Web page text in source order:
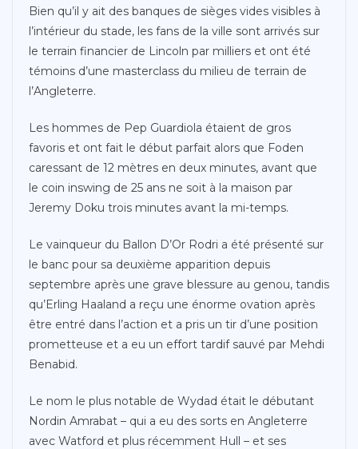
Bien qu’il y ait des banques de sièges vides visibles à
l’intérieur du stade, les fans de la ville sont arrivés sur
le terrain financier de Lincoln par milliers et ont été
témoins d’une masterclass du milieu de terrain de
l’Angleterre.
Les hommes de Pep Guardiola étaient de gros
favoris et ont fait le début parfait alors que Foden
caressant de 12 mètres en deux minutes, avant que
le coin inswing de 25 ans ne soit à la maison par
Jeremy Doku trois minutes avant la mi-temps.
Le vainqueur du Ballon D’Or Rodri a été présenté sur
le banc pour sa deuxième apparition depuis
septembre après une grave blessure au genou, tandis
qu’Erling Haaland a reçu une énorme ovation après
être entré dans l’action et a pris un tir d’une position
prometteuse et a eu un effort tardif sauvé par Mehdi
Benabid.
Le nom le plus notable de Wydad était le débutant
Nordin Amrabat – qui a eu des sorts en Angleterre
avec Watford et plus récemment Hull – et ses